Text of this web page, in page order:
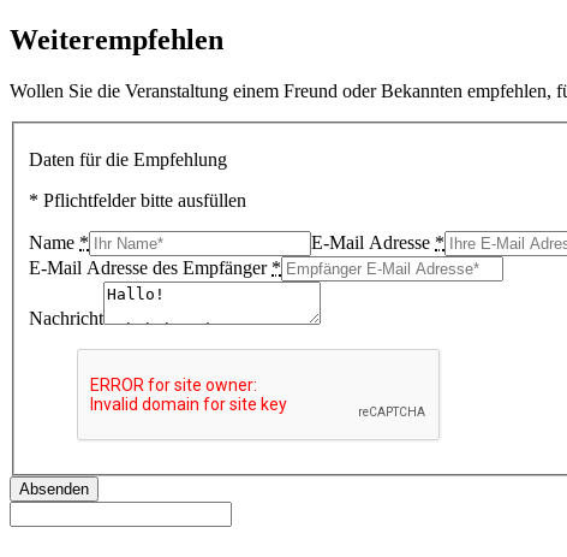
Weiterempfehlen
Wollen Sie die Veranstaltung einem Freund oder Bekannten
Daten für die Empfehlung
* Pflichtfelder bitte ausfüllen
Name * E-Mail Adresse *
E-Mail Adresse des Empfänger *
Nachricht
Absenden